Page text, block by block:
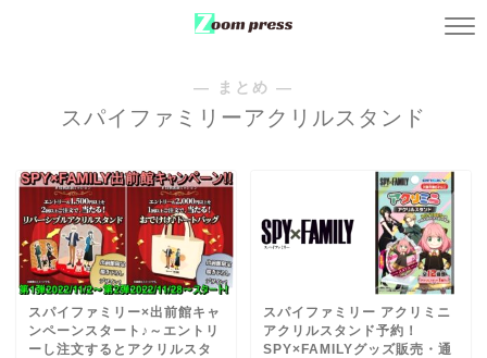
― まとめ ―
スパイファミリーアクリルスタンド
スパイファミリー×出前館キャ
ンペーンスタート♪～エントリ
ーし注文するとアクリルスタ
スパイファミリー アクリミニ
アクリルスタンド予約！
SPY×FAMILYグッズ販売・通